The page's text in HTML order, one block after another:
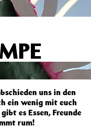
uns in den
ein wenig mit euch
es Essen, Freunde
rum!